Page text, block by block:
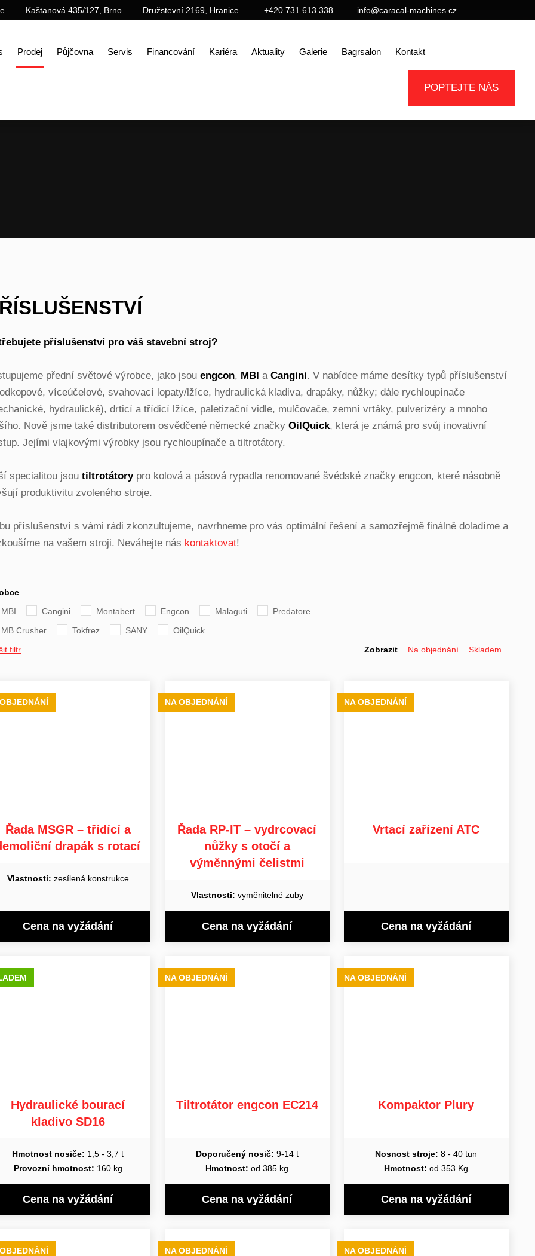
+420 731 613 338 info@caracal-machines.cz
Kaštanová 435/127, Brno Družstevní 2169, Hranice
Prodej Půjčovna Servis Financování Kariéra Aktuality Galerie Bagrsalon Kontakt
POPTEJTE NÁS
příslušenství pro váš stavební stroj?
přední světové výrobce, jako jsou engcon, MBI a Cangini. V nabídce máme desítky typů příslušenství
víceúčelové, svahovací lopaty/lžíce, hydraulická kladiva, drapáky, nůžky; dále rychloupínače
hydraulické), drticí a třídicí lžíce, paletizační vidle, mulčovače, zemní vrtáky, pulverizéry a mnoho
Nově jsme také distributorem osvědčené německé značky OilQuick, která je známá pro svůj inovativní
Jejími vlajkovými výrobky jsou rychloupínače a tiltrotátory.
specialitou jsou tiltrotátorypro kolová a pásová rypadla renomované švédské značky engcon, které násobně
produktivitu zvoleného stroje.
příslušenství s vámi rádi zkonzultujeme, navrhneme pro vás optimální řešení a samozřejmě finálně doladíme a
na vašem stroji. Neváhejte nás kontaktovat!
MBI
Cangini Montabert Engcon Malaguti
Predatore
MB Crusher
Tokfrez SANY
OilQuick
filtr
Zobrazit Na objednání Skladem
Řada MSGR – třídící a
drapák s rotací
Vlastnosti: zesílená konstrukce
Cena na vyžádání
NA OBJEDNÁNÍ
Řada RP-IT – vydrcovací
nůžky s otočí a
výměnnými čelistmi
Vlastnosti: vyměnitelné zuby
Cena na vyžádání
NA OBJEDNÁNÍ
Vrtací zařízení ATC
Cena na vyžádání
Hydraulické bourací
kladivo SD16
Hmotnost nosiče: 1,5 - 3,7 t
Provozní hmotnost: 160 kg
Cena na vyžádání
NA OBJEDNÁNÍ
Tiltrotátor engcon EC214
Doporučený nosič: 9-14 t
Hmotnost: od 385 kg
Cena na vyžádání
NA OBJEDNÁNÍ
Kompaktor Plury
Nosnost stroje: 8 - 40 tun
Hmotnost: od 353 Kg
Cena na vyžádání
NA OBJEDNÁNÍ NA OBJEDNÁNÍ